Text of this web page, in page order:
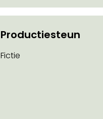
Productiesteun
Fictie